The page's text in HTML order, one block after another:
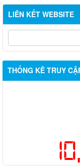
LIÊN KẾT WEBSITE
THỐNG KÊ TRUY